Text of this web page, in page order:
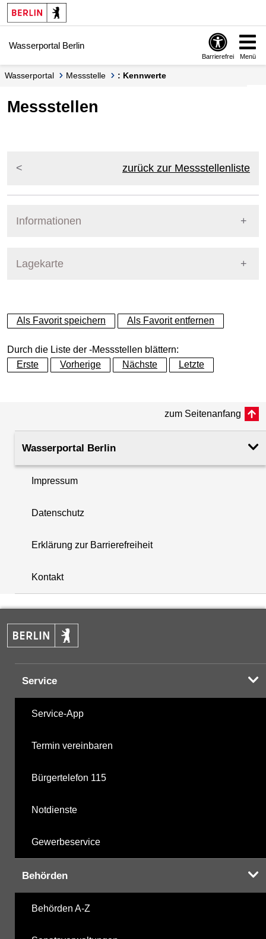
Springe zur Navigation
Springe zum Inhalt
Wasserportal Berlin
Barrierefrei Menü
Wasserportal Messstelle : Kennwerte
Messstellen
zurück zur Messstellenliste
Informationen
Lagekarte
+
−
+
−
Als Favorit speichern Als Favorit entfernen
Durch die Liste der -Messstellen blättern:
Erste
Vorherige Nächste Letzte
zum Seitenanfang
Wasserportal Berlin
Impressum
Datenschutz
Erklärung zur Barrierefreiheit
Kontakt
Service
Service-App
Termin vereinbaren
Bürgertelefon 115
Notdienste
Gewerbeservice
Behörden
Behörden A-Z